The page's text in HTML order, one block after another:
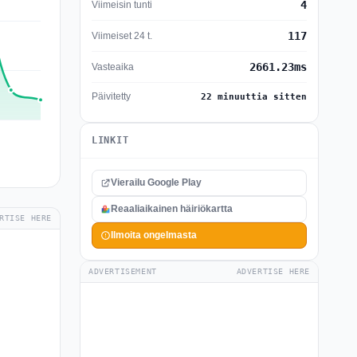
HERE
Viimeisin tunti 4
Viimeiset 24 t. 117
Vasteaika 2661.23ms
Päivitetty 22 minuuttia sitten
LINKIT
Vierailu Google Play
Reaaliaikainen häiriökartta
Ilmoita ongelmasta
ADVERTISEMENT ADVERTISE HERE